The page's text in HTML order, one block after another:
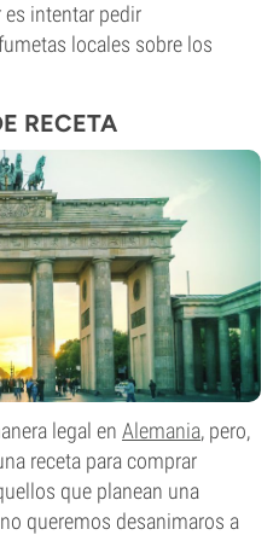
intentar pedir
locales sobre los
RECETA
legal en Alemania, pero,
receta para comprar
que planean una
queremos desanimaros a